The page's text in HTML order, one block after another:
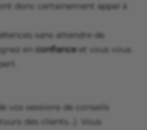
donc certainement appel à
sans attendre de
en confianceet vous vous
vos sessions de conseils
des clients…). Vous